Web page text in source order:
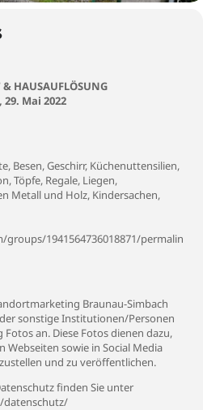
HAUSAUFLÖSUNG
Mai 2022
Besen, Geschirr, Küchenuttensilien,
Töpfe, Regale, Liegen,
Metall und Holz, Kindersachen,
1941564736018871/permalin
Braunau-Simbach
sonstige Institutionen/Personen
an. Diese Fotos dienen dazu,
sowie in Social Media
und zu veröffentlichen.
finden Sie unter
datenschutz/